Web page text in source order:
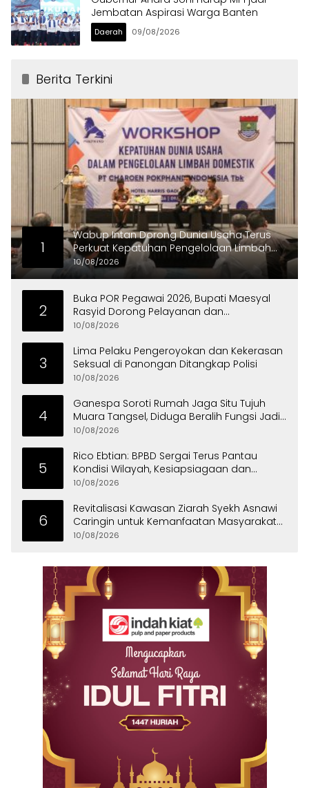
Jembatan Aspirasi Warga Banten
Daerah 09/08/2026
Berita Terkini
1
Wabup Intan Dorong Dunia Usaha Terus
Perkuat Kepatuhan Pengelolaan Limbah
Domestik
10/08/2026
2
Buka POR Pegawai 2026, Bupati Maesyal
Rasyid Dorong Pelayanan dan
Kekompakan ASN
10/08/2026
3
Lima Pelaku Pengeroyokan dan Kekerasan
Seksual di Panongan Ditangkap Polisi
10/08/2026
4
Ganespa Soroti Rumah Jaga Situ Tujuh
Muara Tangsel, Diduga Beralih Fungsi Jadi
Tempat Usaha
10/08/2026
5
Rico Ebtian: BPBD Sergai Terus Pantau
Kondisi Wilayah, Kesiapsiagaan dan
Respons Cepat Jadi Prioritas
10/08/2026
6
Revitalisasi Kawasan Ziarah Syekh Asnawi
Caringin untuk Kemanfaatan Masyarakat
dan Menjaga Nilai Sejarah
10/08/2026